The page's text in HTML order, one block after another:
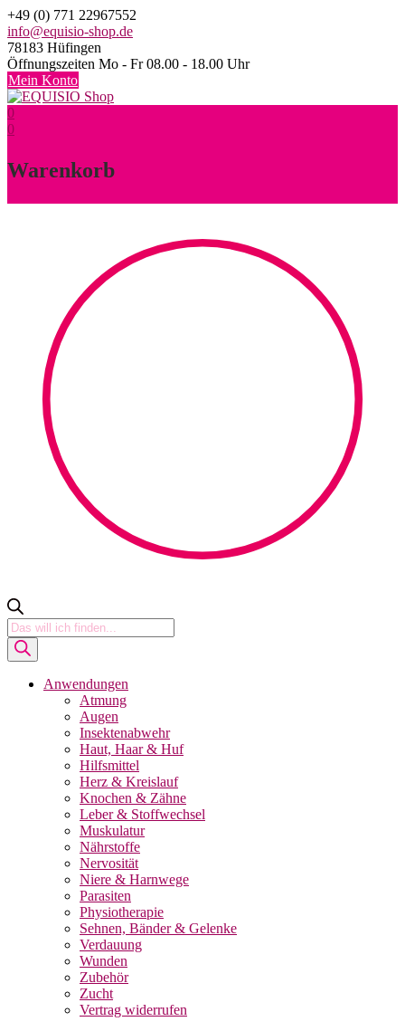
Skip
to
content
+49 (0) 771 22967552
info@equisio-shop.de
78183 Hüfingen
Öffnungszeiten Mo - Fr 08.00 - 18.00 Uhr
Mein Konto
0
0
Warenkorb
Products
search
Anwendungen
Atmung
Augen
Insektenabwehr
Haut, Haar & Huf
Hilfsmittel
Herz & Kreislauf
Knochen & Zähne
Leber & Stoffwechsel
Muskulatur
Nährstoffe
Nervosität
Niere & Harnwege
Parasiten
Physiotherapie
Sehnen, Bänder & Gelenke
Verdauung
Wunden
Zubehör
Zucht
Vertrag widerrufen